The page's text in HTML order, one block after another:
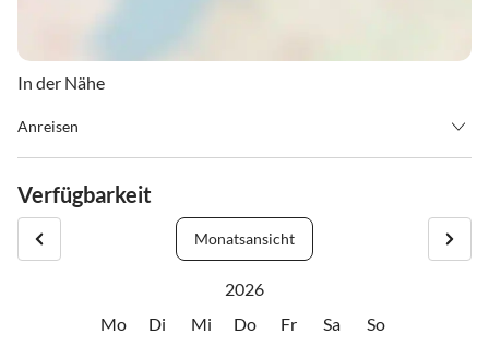
In der Nähe
Anreisen
Verfügbarkeit
Monatsansicht
2026
Mo
Di Mi Do Fr Sa So